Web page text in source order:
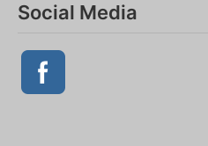
Social Media